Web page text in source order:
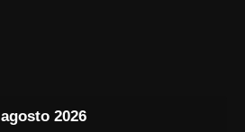
agosto 2026